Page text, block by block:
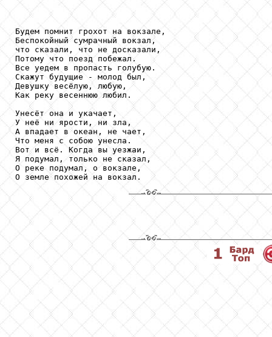
Будем помнит грохот на вокзале,
Беспокойный сумрачный вокзал,
что сказали, что не досказали,
Потому что поезд побежал.
Все уедем в пропасть голубую.
Скажут будущие - молод был,
Девушку весёлую, любую,
Как реку весеннюю любил.
Унесёт она и укачает,
У неё ни ярости, ни зла,
А впадает в океан, не чает,
Что меня с собою унесла.
Вот и всё. Когда вы уезжаи,
Я подумал, только не сказал,
О реке подумал, о вокзале,
О земле похожей на вокзал.